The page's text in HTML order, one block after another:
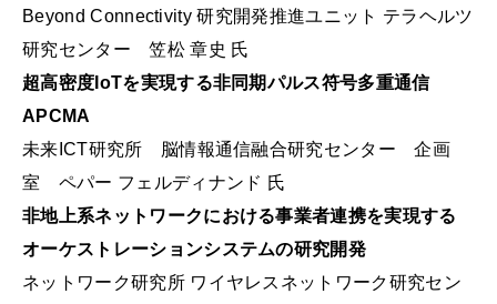
Beyond Connectivity 研究開発推進ユニット テラヘルツ
研究センター 笠松 章史 氏
超高密度IoTを実現する非同期パルス符号多重通信
APCMA
未来ICT研究所 脳情報通信融合研究センター 企画
室 ペパー フェルディナンド 氏
非地上系ネットワークにおける事業者連携を実現する
オーケストレーションシステムの研究開発
ネットワーク研究所 ワイヤレスネットワーク研究セン